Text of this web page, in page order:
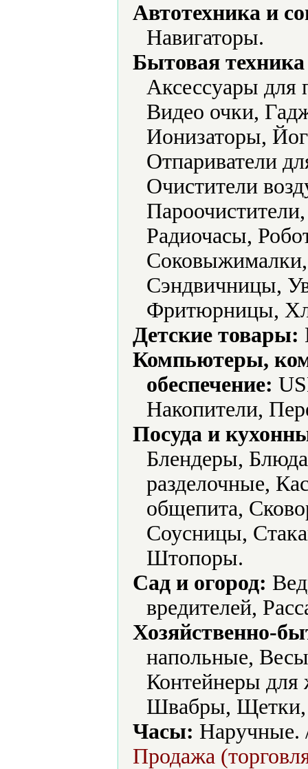
Автотехника и
Навигаторы.
Бытовая
Аксессуары для
Видео очки,
Ионизаторы,
Отпариватели
Очистители
Радиочасы,
Сэндвичницы,
Фритюрницы,
Детские товары:
Компьютеры,
обеспечение:
Накопители,
Посуда и
Блендеры,
разделочные,
общепита,
Соусницы,
Штопоры.
Сад и огород:
вредителей,
Хозяйственно-
напольные,
Контейнеры
Швабры, Щетки,
Часы:
Продажа